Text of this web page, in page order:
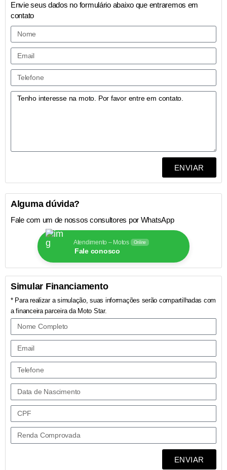
Envie seus dados no formulário abaixo que entraremos em
contato
ENVIAR
Simular Financiamento
* Para realizar a simulação, suas informações serão compartilhadas com
a financeira parceira da Moto Star.
ENVIAR
Alguma dúvida?
Fale com um de nossos consultores por WhatsApp
Atendimento – Motos Online
Fale conosco